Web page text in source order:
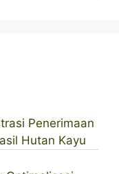
Penerimaan
Hutan Kayu